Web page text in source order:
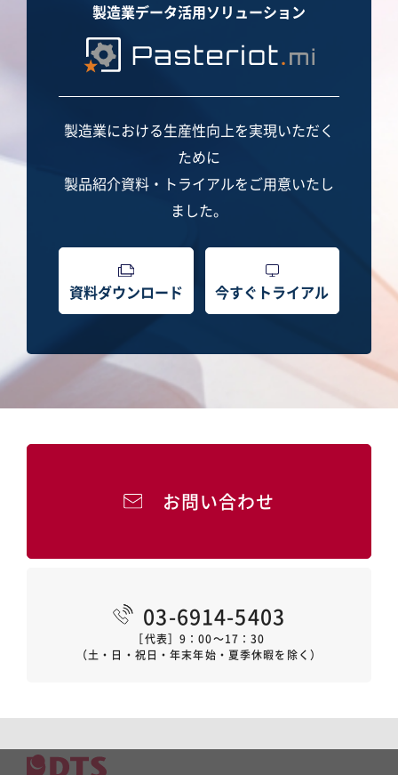
製造業データ活用ソリューション
製造業における生産性向上を実現いただく
ために
製品紹介資料・トライアルをご用意いたし
ました。
資料ダウンロード 今すぐトライアル
お問い合わせ
03-6914-5403
［代表］9：00～17：30
（土・日・祝日・年末年始・夏季休暇を除く）